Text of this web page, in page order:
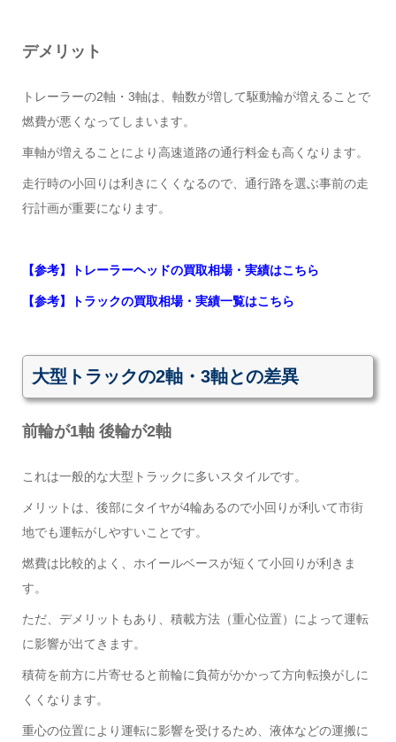
デメリット
トレーラーの2軸・3軸は、軸数が増して駆動輪が増えることで
燃費が悪くなってしまいます。
車軸が増えることにより高速道路の通行料金も高くなります。
走行時の小回りは利きにくくなるので、通行路を選ぶ事前の走
行計画が重要になります。
【参考】トレーラーヘッドの買取相場・実績はこちら
【参考】トラックの買取相場・実績一覧はこちら
大型トラックの2軸・3軸との差異
前輪が1軸 後輪が2軸
これは一般的な大型トラックに多いスタイルです。
メリットは、後部にタイヤが4輪あるので小回りが利いて市街
地でも運転がしやすいことです。
燃費は比較的よく、ホイールベースが短くて小回りが利きま
す。
ただ、デメリットもあり、積載方法（重心位置）によって運転
に影響が出てきます。
積荷を前方に片寄せると前輪に負荷がかかって方向転換がしに
くくなります。
重心の位置により運転に影響を受けるため、液体などの運搬に